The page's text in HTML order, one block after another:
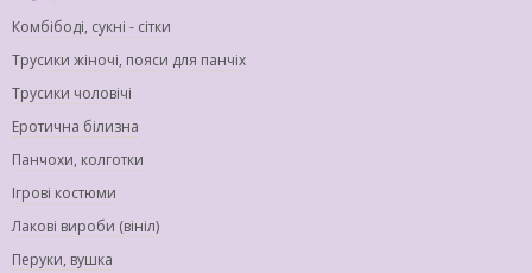
Комбібоді, сукні - сітки
Трусики жіночі, пояси для панчіх
Трусики чоловічі
Еротична білизна
Панчохи, колготки
Ігрові костюми
Лакові вироби (вініл)
Перуки, вушка